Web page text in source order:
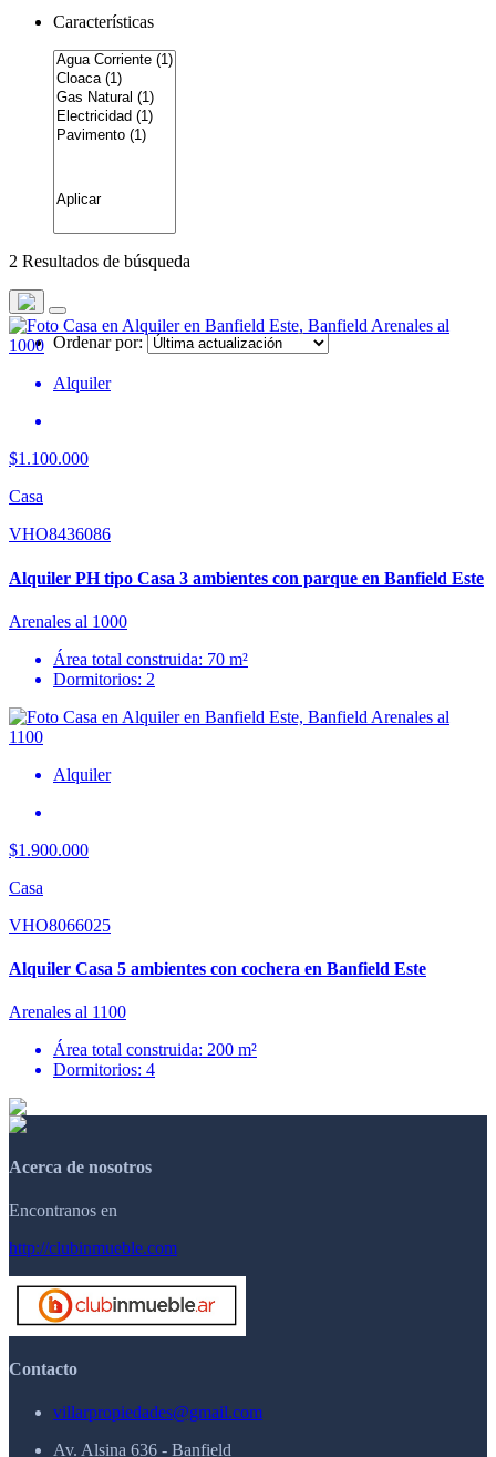
Características
2 Resultados de búsqueda
Ordenar por:
Alquiler
$1.100.000
Casa
VHO8436086
Alquiler PH tipo Casa 3 ambientes con parque en Banfield Este
Arenales al 1000
Área total construida: 70 m²
Dormitorios: 2
Alquiler
$1.900.000
Casa
VHO8066025
Alquiler Casa 5 ambientes con cochera en Banfield Este
Arenales al 1100
Área total construida: 200 m²
Dormitorios: 4
Acerca de nosotros
Encontranos en
http://clubinmueble.com
Contacto
villarpropiedades@gmail.com
Av. Alsina 636 - Banfield